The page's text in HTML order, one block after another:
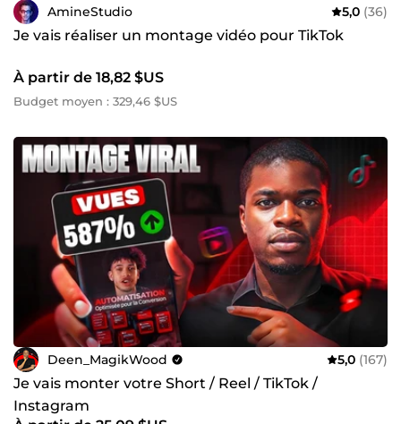
AmineStudio 5,0 (36)
Je vais réaliser un montage vidéo pour TikTok
À partir de 18,82 $US
Budget moyen : 329,46 $US
Deen_MagikWood 5,0 (167)
Je vais monter votre Short / Reel / TikTok /
Instagram